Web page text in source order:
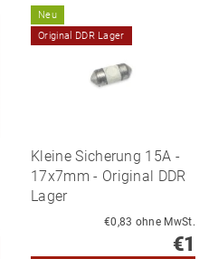
Neu
Original DDR Lager
Kleine Sicherung 15A -
17x7mm - Original DDR
Lager
€0,83 ohne MwSt.
€1